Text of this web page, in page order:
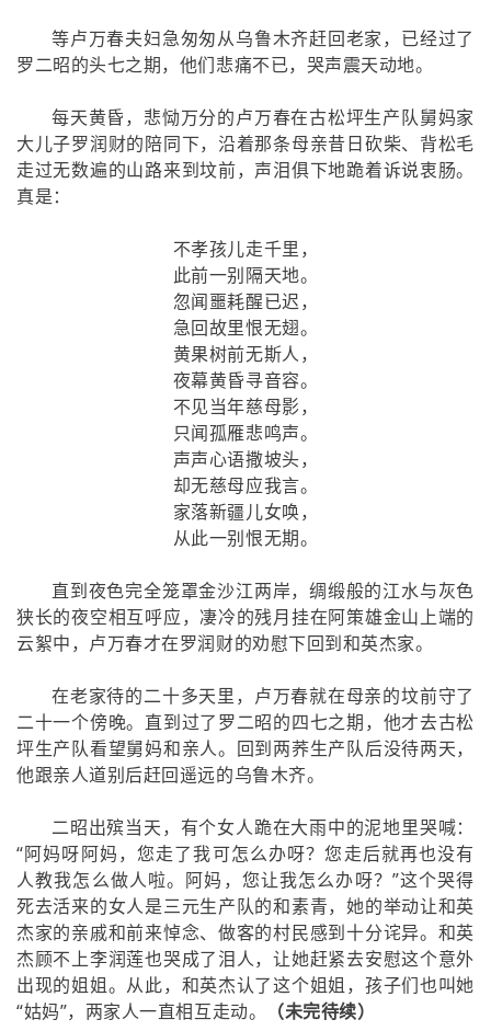
等卢万春夫妇急匆匆从乌鲁木齐赶回老家，已经过了
罗二昭的头七之期，他们悲痛不已，哭声震天动地。
每天黄昏，悲恸万分的卢万春在古松坪生产队舅妈家
大儿子罗润财的陪同下，沿着那条母亲昔日砍柴、背松毛
走过无数遍的山路来到坟前，声泪俱下地跪着诉说衷肠。
真是：
不孝孩儿走千里，
此前一别隔天地。
忽闻噩耗醒已迟，
急回故里恨无翅。
黄果树前无斯人，
夜幕黄昏寻音容。
不见当年慈母影，
只闻孤雁悲鸣声。
声声心语撒坡头，
却无慈母应我言。
家落新疆儿女唤，
从此一别恨无期。
直到夜色完全笼罩金沙江两岸，绸缎般的江水与灰色
狭长的夜空相互呼应，凄冷的残月挂在阿策雄金山上端的
云絮中，卢万春才在罗润财的劝慰下回到和英杰家。
在老家待的二十多天里，卢万春就在母亲的坟前守了
二十一个傍晚。直到过了罗二昭的四七之期，他才去古松
坪生产队看望舅妈和亲人。回到两荞生产队后没待两天，
他跟亲人道别后赶回遥远的乌鲁木齐。
二昭出殡当天，有个女人跪在大雨中的泥地里哭喊：
“阿妈呀阿妈，您走了我可怎么办呀？您走后就再也没有
人教我怎么做人啦。阿妈，您让我怎么办呀？”这个哭得
死去活来的女人是三元生产队的和素青，她的举动让和英
杰家的亲戚和前来悼念、做客的村民感到十分诧异。和英
杰顾不上李润莲也哭成了泪人，让她赶紧去安慰这个意外
出现的姐姐。从此，和英杰认了这个姐姐，孩子们也叫她
“姑妈”，两家人一直相互走动。
（未完待续）